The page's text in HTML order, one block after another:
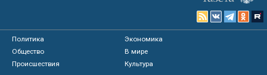
Политика
Экономика
Общество
В мире
Происшествия
Культура